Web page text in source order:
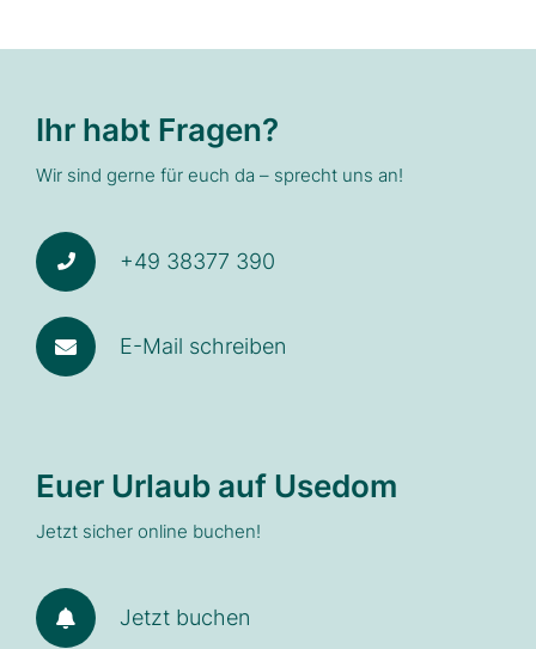
Ihr habt Fragen?
Wir sind gerne für euch da – sprecht uns an!
+49 38377 390
E-Mail schreiben
Euer Urlaub auf Usedom
Jetzt sicher online buchen!
Jetzt buchen